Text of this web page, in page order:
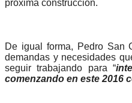
próxima construcción.
De igual forma, Pedro San
demandas y necesidades
seguir trabajando para “
comenzando en este 2016